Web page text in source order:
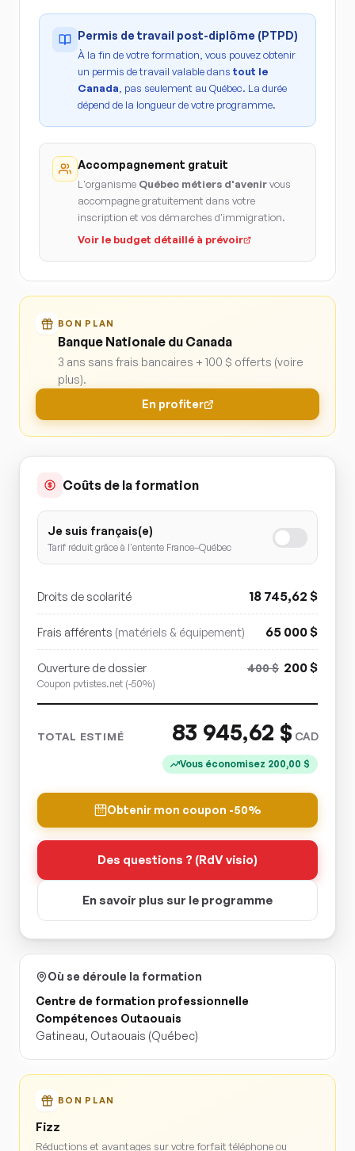
Permis de travail post-diplôme (PTPD)
À la fin de votre formation, vous pouvez obtenir
un permis de travail valable dans tout le
Canada , pas seulement au Québec. La durée
dépend de la longueur de votre programme.
Accompagnement gratuit
L'organisme Québec métiers d'avenirvous
accompagne gratuitement dans votre
inscription et vos démarches d'immigration.
Voir le budget détaillé à prévoir
BON PLAN
Banque Nationale du Canada
3 ans sans frais bancaires + 100 $ offerts (voire
plus).
En profiter
Coûts de la formation
Je suis français(e)
Tarif réduit grâce à l'entente France–Québec
Droits de scolarité 18 745,62 $
Frais afférents (matériels & équipement) 65 000$
Ouverture de dossier
Coupon pvtistes.net (-50%)
400$ 200$
TOTAL ESTIMÉ 83 945,62 $ CAD
Vous économisez 200,00 $
Obtenir mon coupon -50%
Des questions ? (RdV visio)
En savoir plus sur le programme
Où se déroule la formation
Centre de formation professionnelle
Compétences Outaouais
Gatineau, Outaouais (Québec)
BON PLAN
Fizz
Réductions et avantages sur votre forfait téléphone ou